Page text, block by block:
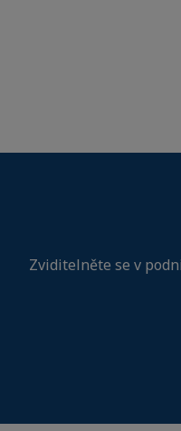
Zviditelněte se v